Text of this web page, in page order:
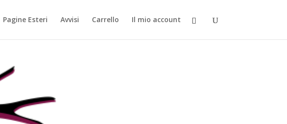
Pagine Esteri Avvisi Carrello Il mio account